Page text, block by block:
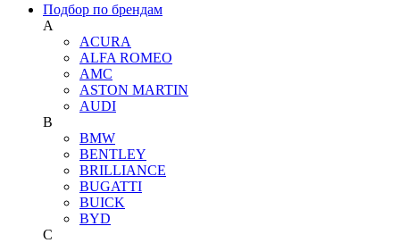
Подбор по брендам
A
ACURA
ALFA ROMEO
AMC
ASTON MARTIN
AUDI
B
BMW
BENTLEY
BRILLIANCE
BUGATTI
BUICK
BYD
C